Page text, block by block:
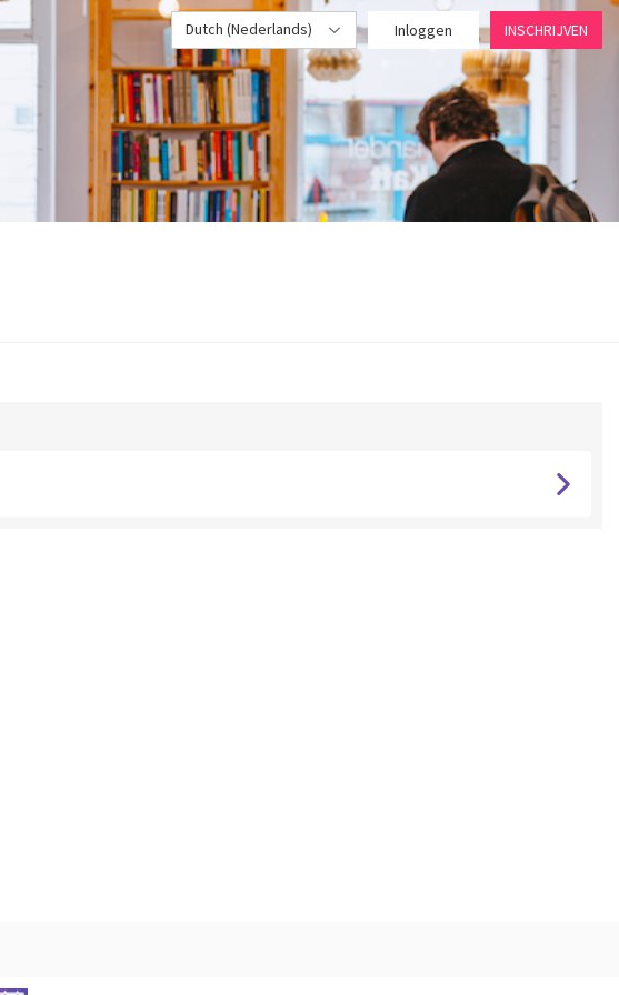
Dutch (Nederlands) Inloggen INSCHRIJVEN